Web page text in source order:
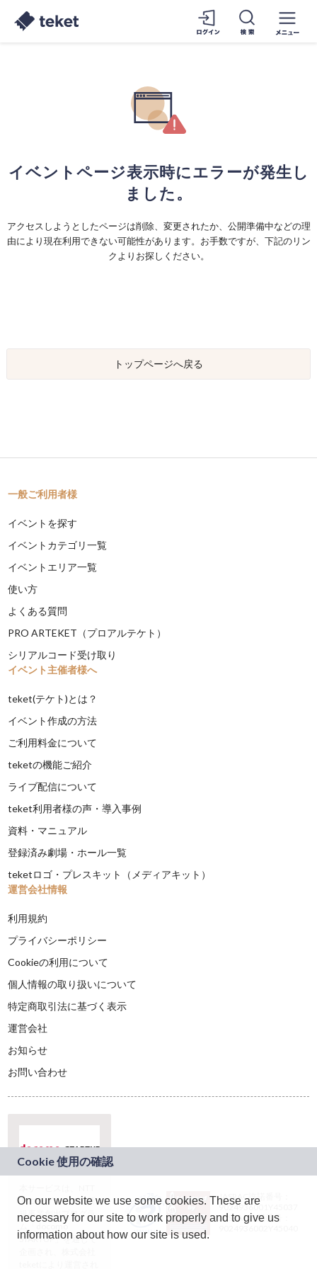
イベントページ表示時にエラーが発生し
ました。
アクセスしようとしたページは削除、変更されたか、公開準備中などの理
由により現在利用できない可能性があります。お手数ですが、下記のリン
クよりお探しください。
トップページへ戻る
一般ご利用者様
イベントを探す
イベントカテゴリ一覧
イベントエリア一覧
使い方
よくある質問
PRO ARTEKET（プロアルテケト）
シリアルコード受け取り
イベント主催者様へ
teket(テケト)とは？
イベント作成の方法
ご利用料金について
teketの機能ご紹介
ライブ配信について
teket利用者様の声・導入事例
資料・マニュアル
登録済み劇場・ホール一覧
teketロゴ・プレスキット（メディアキット）
運営会社情報
利用規約
プライバシーポリシー
Cookieの利用について
個人情報の取り扱いについて
特定商取引法に基づく表示
運営会社
お知らせ
お問い合わせ
ドコモグループの新
規事業創出プログラ
ム「docomo
STARTUP」を通じて
JASRAC許諾番号：
9024936001Y45037
JASRAC許諾番号：
On our website we use some cookies. These are
necessary for our site to work properly and to give us
information about how our site is used.